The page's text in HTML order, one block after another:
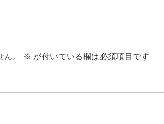
。 ※ が付いている欄は必須項目です